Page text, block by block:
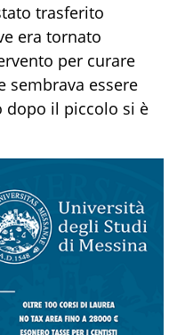
trasferito
era tornato
per curare
sembrava essere
dopo il piccolo si è